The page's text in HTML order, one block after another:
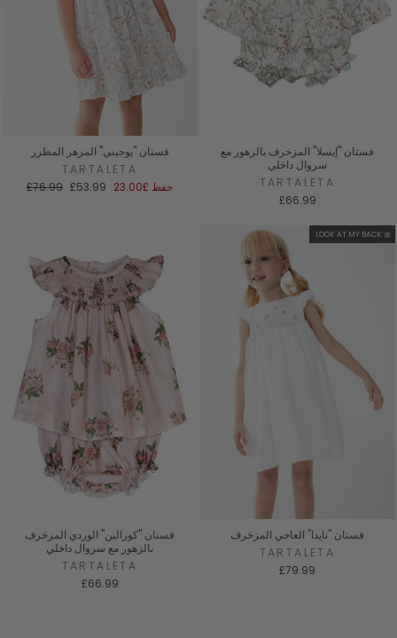
فستان "يوجيني" المزهر المطرز
TARTALETA
السعر
£76.99 سعر
£53.99 حفظ £23.00
فستان "إيسلا" المزخرف بالزهور مع
سروال داخلي
TARTALETA
£66.99
فستان "كورالين" الوردي المزخرف
بالزهور مع سروال داخلي
TARTALETA
£66.99
LOOK AT MY BACK 🎀
فستان "نايدا" العاجي المزخرف
TARTALETA
£79.99